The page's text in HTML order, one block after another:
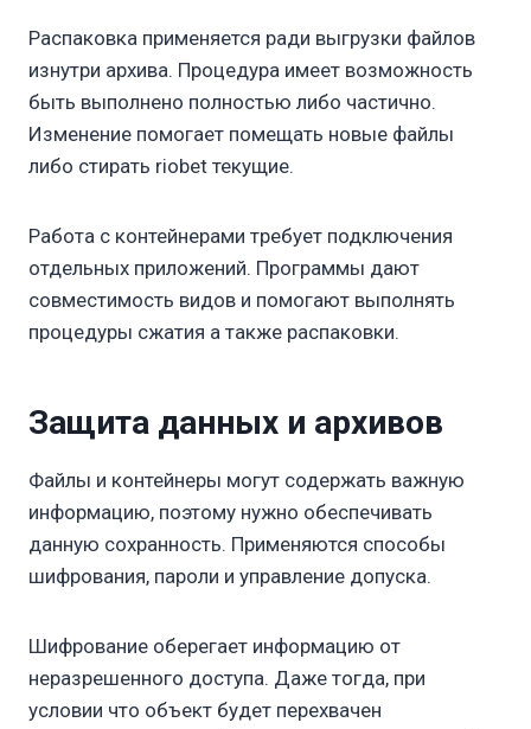
Распаковка применяется ради выгрузки файлов
изнутри архива. Процедура имеет возможность
быть выполнено полностью либо частично.
Изменение помогает помещать новые файлы
либо стирать riobet текущие.
Работа с контейнерами требует подключения
отдельных приложений. Программы дают
совместимость видов и помогают выполнять
процедуры сжатия а также распаковки.
Защита данных и архивов
Файлы и контейнеры могут содержать важную
информацию, поэтому нужно обеспечивать
данную сохранность. Применяются способы
шифрования, пароли и управление допуска.
Шифрование оберегает информацию от
неразрешенного доступа. Даже тогда, при
условии что объект будет перехвачен